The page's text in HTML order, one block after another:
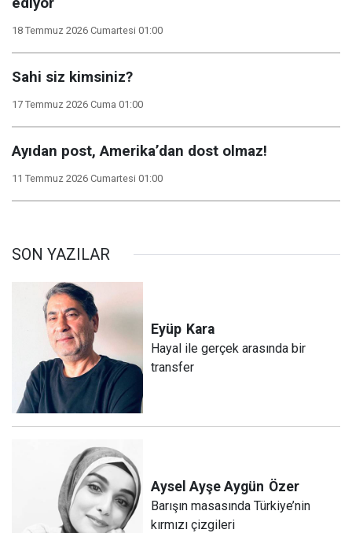
18 Temmuz 2026 Cumartesi 01:00
Sahi siz kimsiniz?
17 Temmuz 2026 Cuma 01:00
Ayıdan post, Amerika’dan dost olmaz!
11 Temmuz 2026 Cumartesi 01:00
SON YAZILAR
Eyüp Kara
Hayal ile gerçek arasında bir
transfer
Aysel Ayşe Aygün Özer
Barışın masasında Türkiye’nin
kırmızı çizgileri